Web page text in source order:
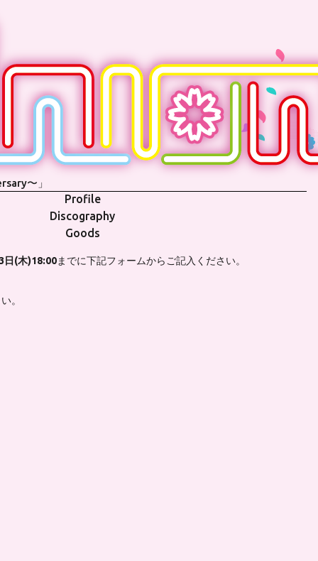
Profile
Discography
Goods
〜」
日(木)18:00までに下記フォームからご記入ください。
。